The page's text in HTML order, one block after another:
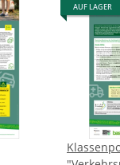
AUF LAGER